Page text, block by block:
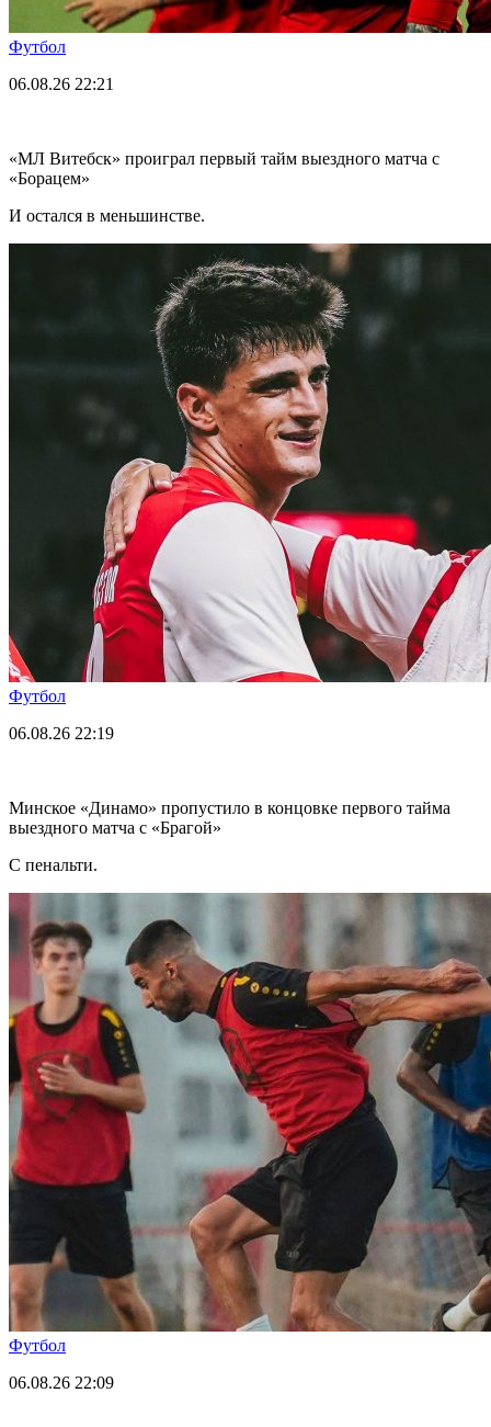
Футбол
06.08.26 22:21
«МЛ Витебск» проиграл первый тайм выездного матча с
«Борацем»
И остался в меньшинстве.
Футбол
06.08.26 22:19
Минское «Динамо» пропустило в концовке первого тайма
выездного матча с «Брагой»
С пенальти.
Футбол
06.08.26 22:09